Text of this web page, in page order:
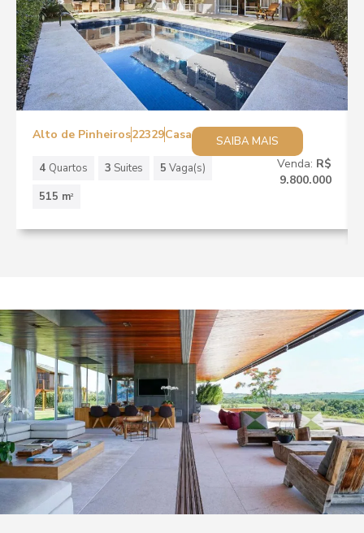
Alto de Pinheiros22329Casa
SAIBA MAIS
4 Quartos 3 Suites 5 Vaga(s)
515 m2
Venda: R$
9.800.000